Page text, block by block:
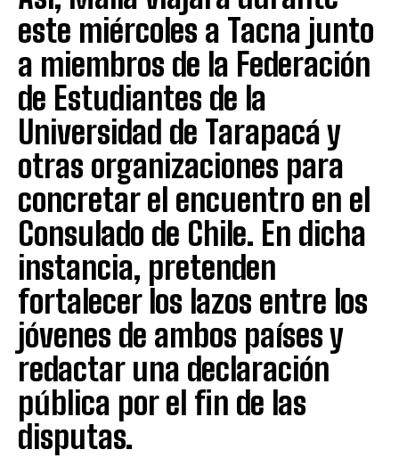
este miércoles a Tacna junto
a miembros de la Federación
de Estudiantes de la
Universidad de Tarapacá y
otras organizaciones para
concretar el encuentro en el
Consulado de Chile. En dicha
instancia, pretenden
fortalecer los lazos entre los
jóvenes de ambos países y
redactar una declaración
pública por el fin de las
disputas.